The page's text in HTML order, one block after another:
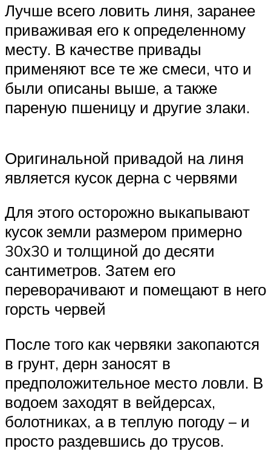
Лучше всего ловить линя, заранее
приваживая его к определенному
месту. В качестве привады
применяют все те же смеси, что и
были описаны выше, а также
пареную пшеницу и другие злаки.
Оригинальной привадой на линя
является кусок дерна с червями
Для этого осторожно выкапывают
кусок земли размером примерно
30х30 и толщиной до десяти
сантиметров. Затем его
переворачивают и помещают в него
горсть червей
После того как червяки закопаются
в грунт, дерн заносят в
предположительное место ловли. В
водоем заходят в вейдерсах,
болотниках, а в теплую погоду – и
просто раздевшись до трусов.